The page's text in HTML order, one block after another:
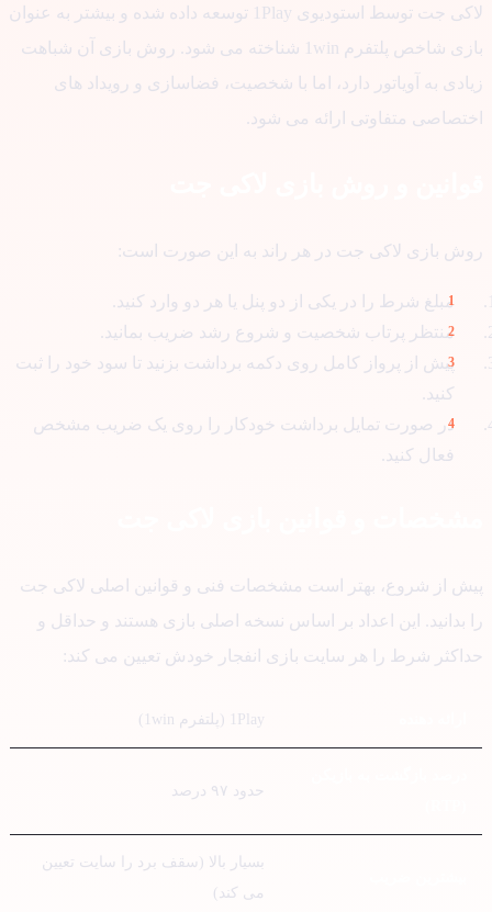
لاکی جت توسط استودیوی 1Play توسعه داده شده و بیشتر به عنوان
بازی شاخص پلتفرم 1win شناخته می شود. روش بازی آن شباهت
به آویاتور دارد، اما با شخصیت، فضاسازی و رویداد های
متفاوتی ارائه می شود.
بازی لاکی جت در هر راند به این صورت است:
مبلغ شرط را در یکی از دو پنل یا هر دو وارد کنید.
منتظر پرتاب شخصیت و شروع رشد ضریب بمانید.
پیش از پرواز کامل روی دکمه برداشت بزنید تا سود خود را ثبت
کنید.
در صورت تمایل برداشت خودکار را روی یک ضریب مشخص
فعال کنید.
از شروع، بهتر است مشخصات فنی و قوانین اصلی لاکی جت
بدانید. این اعداد بر اساس نسخه اصلی بازی هستند و حداقل و
شرط را هر سایت بازی انفجار خودش تعیین می کند:
1Play (پلتفرم 1win)
حدود ۹۷ درصد
بسیار بالا (سقف برد را سایت تعیین
می کند)